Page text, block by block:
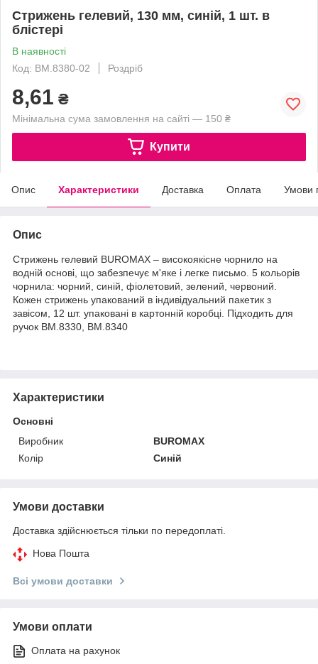
Стрижень гелевий, 130 мм, синій, 1 шт. в
блістері
В наявності
Код: BM.8380-02
Роздріб
8,61 ₴
Мінімальна сума замовлення на сайті — 150 ₴
Купити
Опис Характеристики Доставка Оплата Умови
Опис
Стрижень гелевий BUROMAX – високоякісне чорнило на
водній основі, що забезпечує м'яке і легке письмо. 5 кольорів
чорнила: чорний, синій, фіолетовий, зелений, червоний.
Кожен стрижень упакований в індивідуальний пакетик з
завісом, 12 шт. упаковані в картонній коробці. Підходить для
ручок BM.8330, BM.8340
Характеристики
Основні
Виробник
BUROMAX
Колір
Синій
Умови доставки
Доставка здійснюється тільки по передоплаті.
Нова Пошта
Всі умови доставки
Умови оплати
Оплата на рахунок